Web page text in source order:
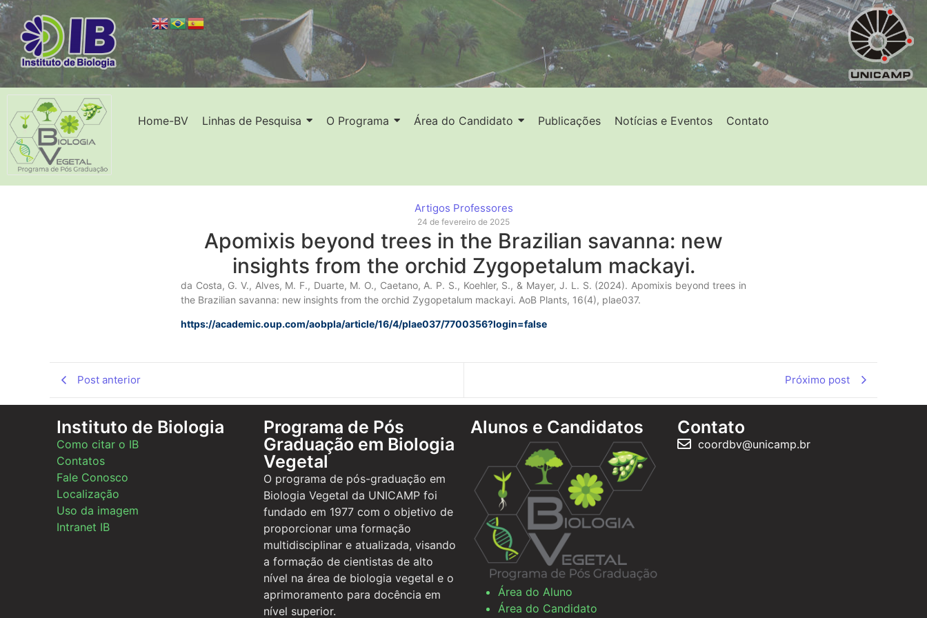
Home-BV Linhas de Pesquisa O Programa Área do Candidato Publicações Notícias e Eventos Contato
Artigos Professores
24 de fevereiro de 2025
Apomixis beyond trees in the Brazilian savanna: new
insights from the orchid Zygopetalum mackayi.
da Costa, G. V., Alves, M. F., Duarte, M. O., Caetano, A. P. S., Koehler, S., & Mayer, J. L. S. (2024). Apomixis beyond trees in
the Brazilian savanna: new insights from the orchid Zygopetalum mackayi. AoB Plants, 16(4), plae037.
https://academic.oup.com/aobpla/article/16/4/plae037/7700356?login=false
Post anterior Próximo post
Instituto de Biologia
Como citar o IB
Contatos
Fale Conosco
Localização
Uso da imagem
Intranet IB
Programa de Pós
Graduação em Biologia
Vegetal
O programa de pós-graduação em
Biologia Vegetal da UNICAMP foi
fundado em 1977 com o objetivo de
proporcionar uma formação
multidisciplinar e atualizada, visando
a formação de cientistas de alto
nível na área de biologia vegetal e o
aprimoramento para docência em
nível superior.
Alunos e Candidatos
Área do Aluno
Área do Candidato
Contato
coordbv@unicamp.br